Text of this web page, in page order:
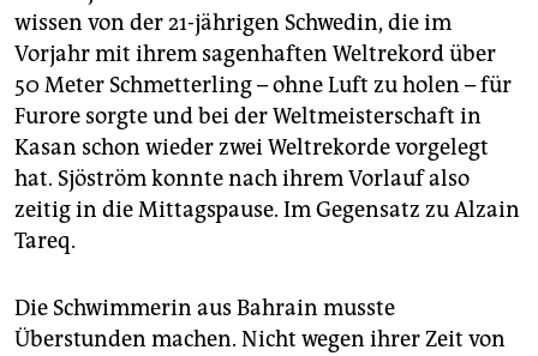
unterstützen
abo
genossenschaft
epaper login
wissen von der 21-jährigen Schwedin, die im
Vorjahr mit ihrem sagenhaften Weltrekord über
50 Meter Schmetterling – ohne Luft zu holen – für
Furore sorgte und bei der Weltmeisterschaft in
Kasan schon wieder zwei Weltrekorde vorgelegt
hat. Sjöström konnte nach ihrem Vorlauf also
zeitig in die Mittagspause. Im Gegensatz zu Alzain
Tareq.
Die Schwimmerin aus Bahrain musste
Überstunden machen. Nicht wegen ihrer Zeit von